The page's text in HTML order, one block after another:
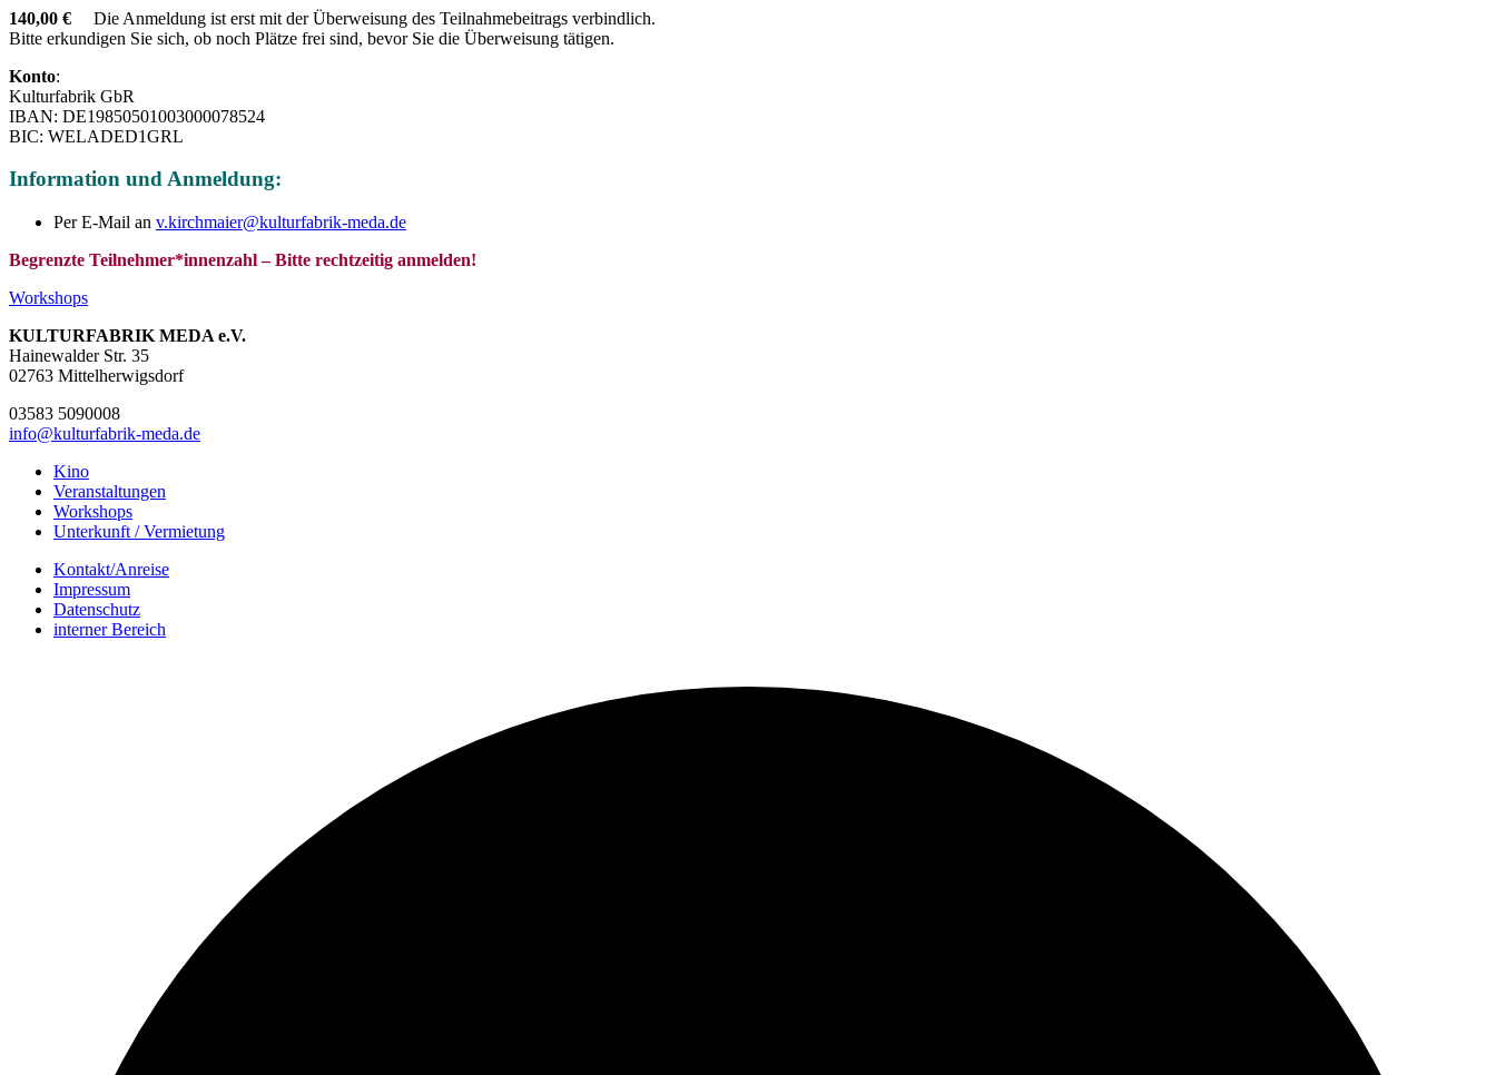
140,00 € Die Anmeldung ist erst mit der Überweisung des Teilnahmebeitrags verbindlich.
Bitte erkundigen Sie sich, ob noch Plätze frei sind, bevor Sie die Überweisung tätigen.
Konto:
Kulturfabrik GbR
IBAN: DE19850501003000078524
BIC: WELADED1GRL
Information und Anmeldung:
Per E-Mail an v.kirchmaier@kulturfabrik-meda.de
Begrenzte Teilnehmer*innenzahl – Bitte rechtzeitig anmelden!
Workshops
KULTURFABRIK MEDA e.V.
Hainewalder Str. 35
02763 Mittelherwigsdorf
03583 5090008
info@kulturfabrik-meda.de
Kino
Veranstalt­ungen
Workshops
Unterkunft / Vermietung
Kontakt/Anreise
Impressum
Datenschutz
interner Bereich